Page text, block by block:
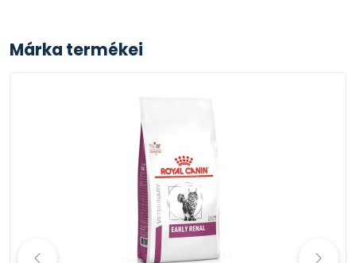
Márka termékei